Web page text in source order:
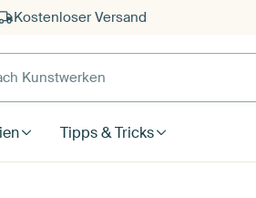
Kostenloser Versand
Kunstwerken
Tipps & Tricks